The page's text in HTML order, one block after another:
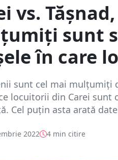
vs.
sunt
în care
sunt cel mai mulțumiți
locuitorii din Carei sunt
Cel puțin asta arată
2022 4 min citire